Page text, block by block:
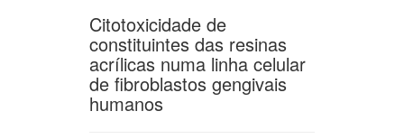
Citotoxicidade de
constituintes das resinas
acrílicas numa linha celular
de fibroblastos gengivais
humanos